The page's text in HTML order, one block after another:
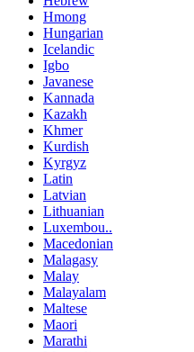
Hmong
Hungarian
Icelandic
Igbo
Javanese
Kannada
Kazakh
Khmer
Kurdish
Kyrgyz
Latin
Latvian
Lithuanian
Luxembou..
Macedonian
Malagasy
Malay
Malayalam
Maltese
Maori
Marathi